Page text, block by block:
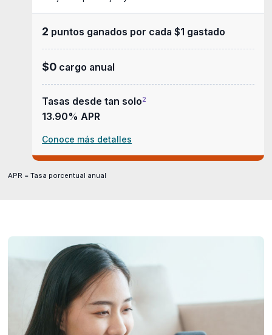
2 puntos ganados por cada $1 gastado
$0 cargo anual
Tasas desde tan solo2
13.90% APR
Conoce más detalles
APR = Tasa porcentual anual